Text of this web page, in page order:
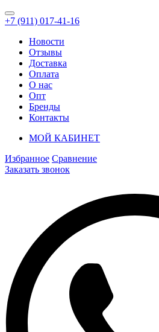
+7 (911) 017-41-16
Новости
Отзывы
Доставка
Оплата
О нас
Опт
Бренды
Контакты
МОЙ КАБИНЕТ
Избранное Сравнение
Заказать звонок